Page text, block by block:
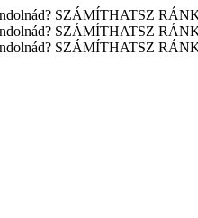
SZÁMÍTHATSZ
SZÁMÍTHATSZ
SZÁMÍTHATSZ